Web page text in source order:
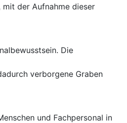
mit der Aufnahme dieser
Die
verborgene Graben
und Fachpersonal in